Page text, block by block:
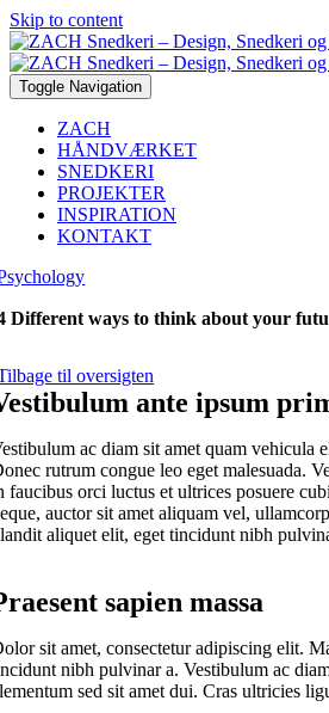
Skip to content
Toggle Navigation
ZACH
HÅNDVÆRKET
SNEDKERI
PROJEKTER
INSPIRATION
KONTAKT
Different ways to think about your
til oversigten
ante ipsum
ac diam sit amet quam vehicula
rutrum congue leo eget malesuada.
faucibus orci luctus et ultrices posuere
auctor sit amet aliquam vel,
aliquet elit, eget tincidunt nibh
sapien massa
sit amet, consectetur adipiscing elit.
nibh pulvinar a. Vestibulum ac
sed sit amet dui. Cras ultricies